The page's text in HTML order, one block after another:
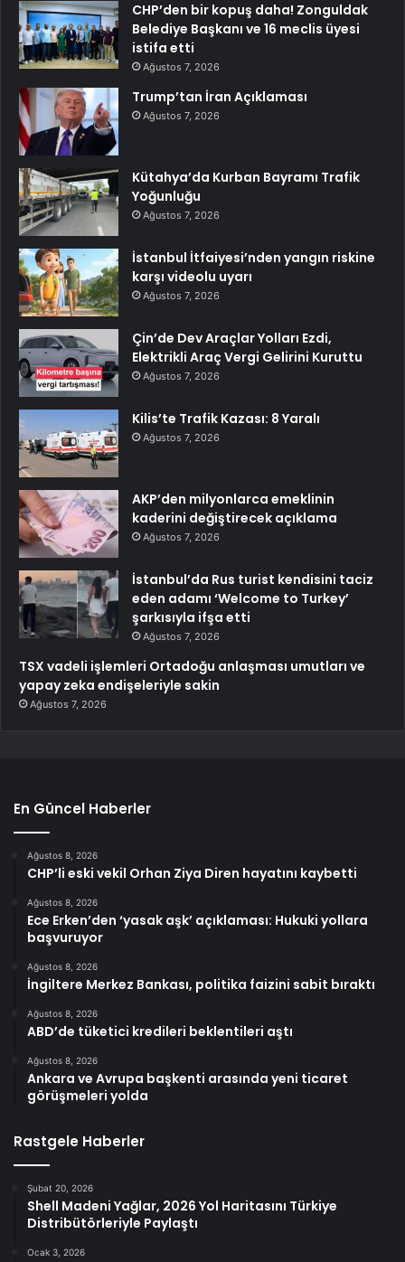
CHP’den bir kopuş daha! Zonguldak
Belediye Başkanı ve 16 meclis üyesi
istifa etti
Ağustos 7, 2026
Trump’tan İran Açıklaması
Ağustos 7, 2026
Kütahya’da Kurban Bayramı Trafik
Yoğunluğu
Ağustos 7, 2026
İstanbul İtfaiyesi’nden yangın riskine
karşı videolu uyarı
Ağustos 7, 2026
Çin’de Dev Araçlar Yolları Ezdi,
Elektrikli Araç Vergi Gelirini Kuruttu
Ağustos 7, 2026
Kilis’te Trafik Kazası: 8 Yaralı
Ağustos 7, 2026
AKP’den milyonlarca emeklinin
kaderini değiştirecek açıklama
Ağustos 7, 2026
İstanbul’da Rus turist kendisini taciz
eden adamı ‘Welcome to Turkey’
şarkısıyla ifşa etti
Ağustos 7, 2026
TSX vadeli işlemleri Ortadoğu anlaşması umutları ve
yapay zeka endişeleriyle sakin
Ağustos 7, 2026
En Güncel Haberler
Ağustos 8, 2026
CHP’li eski vekil Orhan Ziya Diren hayatını kaybetti
Ağustos 8, 2026
Ece Erken’den ‘yasak aşk’ açıklaması: Hukuki yollara
başvuruyor
Ağustos 8, 2026
İngiltere Merkez Bankası, politika faizini sabit bıraktı
Ağustos 8, 2026
ABD’de tüketici kredileri beklentileri aştı
Ağustos 8, 2026
Ankara ve Avrupa başkenti arasında yeni ticaret
görüşmeleri yolda
Rastgele Haberler
Şubat 20, 2026
Shell Madeni Yağlar, 2026 Yol Haritasını Türkiye
Distribütörleriyle Paylaştı
Ocak 3, 2026